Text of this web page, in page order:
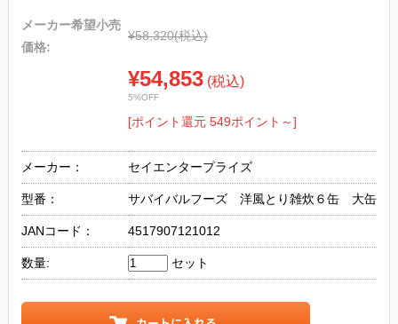
メーカー希望小売
価格:
¥58,320(税込)
¥54,853 (税込)
5%OFF
[ポイント還元 549ポイント～]
メーカー： セイエンタープライズ
型番： サバイバルフーズ 洋風とり雑炊６缶 大缶
JANコード： 4517907121012
数量: セット